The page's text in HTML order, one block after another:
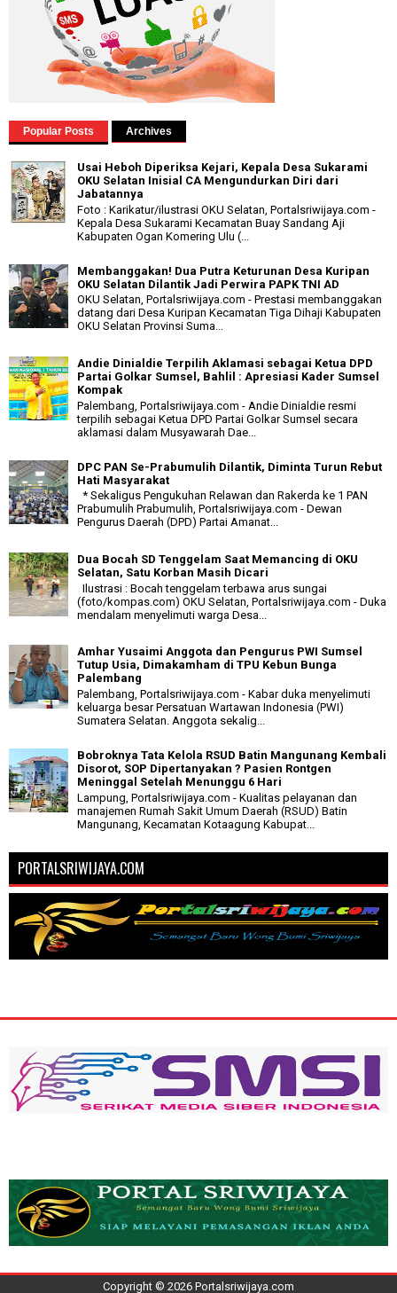
Popular Posts Archives
Usai Heboh Diperiksa Kejari, Kepala Desa Sukarami
OKU Selatan Inisial CA Mengundurkan Diri dari
Jabatannya
Foto : Karikatur/ilustrasi OKU Selatan, Portalsriwijaya.com -
Kepala Desa Sukarami Kecamatan Buay Sandang Aji
Kabupaten Ogan Komering Ulu (...
Membanggakan! Dua Putra Keturunan Desa Kuripan
OKU Selatan Dilantik Jadi Perwira PAPK TNI AD
OKU Selatan, Portalsriwijaya.com - Prestasi membanggakan
datang dari Desa Kuripan Kecamatan Tiga Dihaji Kabupaten
OKU Selatan Provinsi Suma...
Andie Dinialdie Terpilih Aklamasi sebagai Ketua DPD
Partai Golkar Sumsel, Bahlil : Apresiasi Kader Sumsel
Kompak
Palembang, Portalsriwijaya.com - Andie Dinialdie resmi
terpilih sebagai Ketua DPD Partai Golkar Sumsel secara
aklamasi dalam Musyawarah Dae...
DPC PAN Se-Prabumulih Dilantik, Diminta Turun Rebut
Hati Masyarakat
* Sekaligus Pengukuhan Relawan dan Rakerda ke 1 PAN
Prabumulih Prabumulih, Portalsriwijaya.com - Dewan
Pengurus Daerah (DPD) Partai Amanat...
Dua Bocah SD Tenggelam Saat Memancing di OKU
Selatan, Satu Korban Masih Dicari
Ilustrasi : Bocah tenggelam terbawa arus sungai
(foto/kompas.com) OKU Selatan, Portalsriwijaya.com - Duka
mendalam menyelimuti warga Desa...
Amhar Yusaimi Anggota dan Pengurus PWI Sumsel
Tutup Usia, Dimakamham di TPU Kebun Bunga
Palembang
Palembang, Portalsriwijaya.com - Kabar duka menyelimuti
keluarga besar Persatuan Wartawan Indonesia (PWI)
Sumatera Selatan. Anggota sekalig...
Bobroknya Tata Kelola RSUD Batin Mangunang Kembali
Disorot, SOP Dipertanyakan ? Pasien Rontgen
Meninggal Setelah Menunggu 6 Hari
Lampung, Portalsriwijaya.com - Kualitas pelayanan dan
manajemen Rumah Sakit Umum Daerah (RSUD) Batin
Mangunang, Kecamatan Kotaagung Kabupat...
PORTALSRIWIJAYA.COM
Copyright © 2026 Portalsriwijaya.com